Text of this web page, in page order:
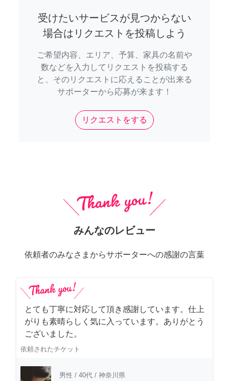
受けたいサービスが見つからない
場合はリクエストを投稿しよう
ご希望内容、エリア、予算、家具の名前や
数などを入力してリクエストを投稿する
と、そのリクエストに応えることが出来る
サポーターから応募が来ます！
リクエストをする
みんなのレビュー
依頼者のみなさまからサポーターへの感謝の言葉
とても丁寧に対応して頂き感謝しています。仕上
がりも素晴らしく気に入っています。ありがとう
ございました。
依頼されたチケット
男性 / 40代 / 神奈川県